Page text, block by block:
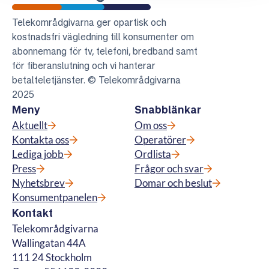
Telekområdgivarna
Telekområdgivarna ger opartisk och
kostnadsfri vägledning till konsumenter om
abonnemang för tv, telefoni, bredband samt
för fiberanslutning och vi hanterar
betalteletjänster. © Telekområdgivarna
2025
Meny
Aktuellt
Kontakta oss
Lediga jobb
Press
Nyhetsbrev
Konsumentpanelen
Snabblänkar
Om oss
Operatörer
Ordlista
Frågor och svar
Domar och beslut
Kontakt
Telekområdgivarna
Wallingatan 44A
111 24 Stockholm